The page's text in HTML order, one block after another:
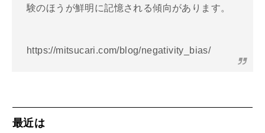
験のほうが鮮明に記憶される傾向があります。
https://mitsucari.com/blog/negativity_bias/
最近は